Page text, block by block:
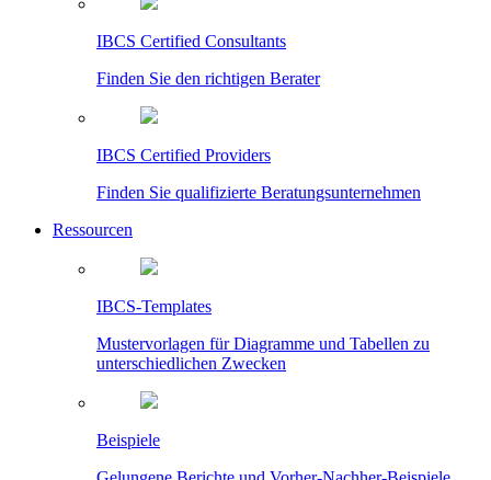
IBCS Certified Consultants
Finden Sie den richtigen Berater
IBCS Certified Providers
Finden Sie qualifizierte Beratungsunternehmen
Ressourcen
IBCS-Templates
Mustervorlagen für Diagramme und Tabellen zu
unterschiedlichen Zwecken
Beispiele